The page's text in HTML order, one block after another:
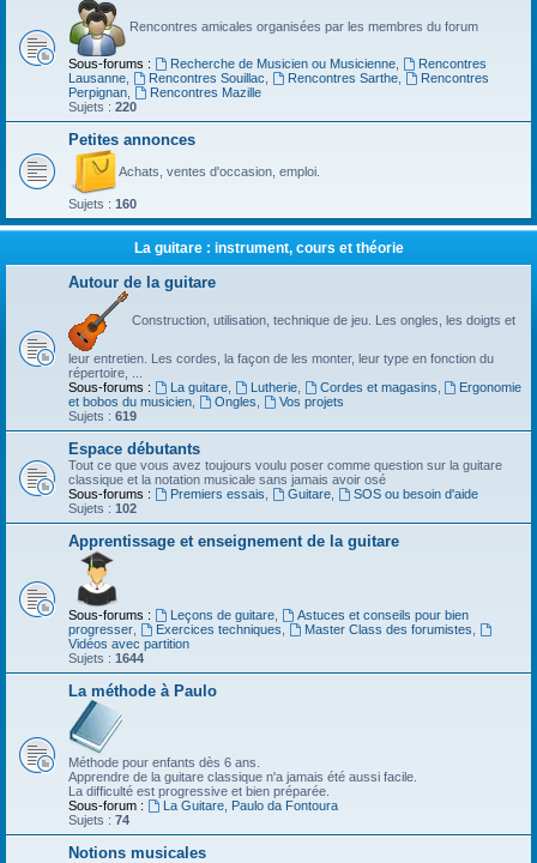
Rencontres amicales organisées par les membres du forum
Sous-forums : Recherche de Musicien ou Musicienne,
Rencontres
Lausanne
Rencontres Souillac Rencontres Sarthe,
Rencontres
Perpignan
Rencontres Mazille
Sujets : 220
Petites annonces
Achats, ventes d'occasion, emploi.
Sujets : 160
La guitare : instrument, cours et théorie
Autour de la guitare
Construction, utilisation, technique de jeu. Les ongles, les doigts et
leur entretien. Les cordes, la façon de les monter, leur type en fonction du
répertoire, ...
Sous-forums :
La guitare, Lutherie, Cordes et magasins
Ergonomie
et bobos du musicien
Ongles
Vos projets
Sujets : 619
Espace débutants
Tout ce que vous avez toujours voulu poser comme question sur la guitare
classique et la notation musicale sans jamais avoir osé
Sous-forums :
Premiers essais Guitare,
SOS ou besoin d'aide
Sujets : 102
Apprentissage et enseignement de la guitare
Sous-forums : Leçons de guitare,
Astuces et conseils pour bien
progresser
Exercices techniques Master Class des forumistes
Vidéos avec partition
Sujets : 1644
La méthode à Paulo
Méthode pour enfants dès 6 ans.
Apprendre de la guitare classique n'a jamais été aussi facile.
La difficulté est progressive et bien préparée.
Sous-forum :
La Guitare, Paulo da Fontoura
Sujets : 74
Notions musicales